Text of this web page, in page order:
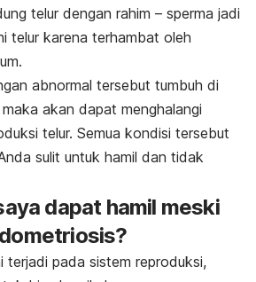
telur dengan rahim – sperma jadi
telur karena terhambat oleh
abnormal tersebut tumbuh di
akan dapat menghalangi
telur. Semua kondisi tersebut
sulit untuk hamil dan tidak
dapat hamil meski
terjadi pada sistem reproduksi,